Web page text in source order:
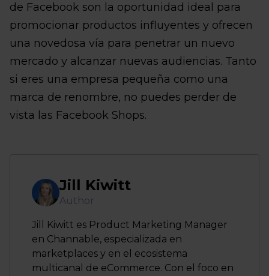
de Facebook son la oportunidad ideal para
promocionar productos influyentes y ofrecen
una novedosa vía para penetrar un nuevo
mercado y alcanzar nuevas audiencias. Tanto
si eres una empresa pequeña como una
marca de renombre, no puedes perder de
vista las Facebook Shops.
Jill Kiwitt
Author
Jill Kiwitt es Product Marketing Manager
en Channable, especializada en
marketplaces y en el ecosistema
multicanal de eCommerce. Con el foco en